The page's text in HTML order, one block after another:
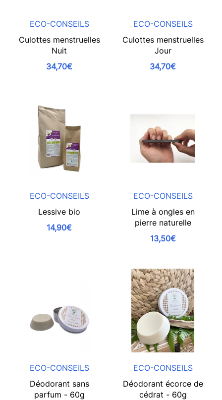
ECO-CONSEILS
Culottes menstruelles
Nuit
34,70€
ECO-CONSEILS
Culottes menstruelles
Jour
34,70€
ECO-CONSEILS
Lessive bio
14,90€
ECO-CONSEILS
Lime à ongles en
pierre naturelle
13,50€
ECO-CONSEILS
Déodorant sans
parfum - 60g
ECO-CONSEILS
Déodorant écorce de
cédrat - 60g